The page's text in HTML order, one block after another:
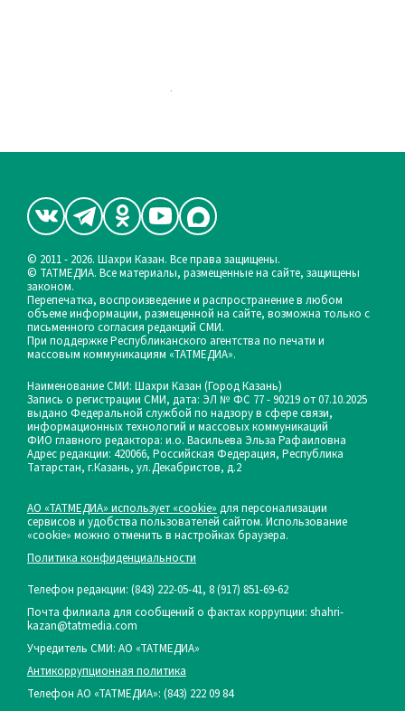
© 2011 - 2026. Шахри Казан. Все права защищены.
© ТАТМЕДИА. Все материалы, размещенные на сайте, защищены
законом.
Перепечатка, воспроизведение и распространение в любом
объеме информации, размещенной на сайте, возможна только с
письменного согласия редакций СМИ.
При поддержке Республиканского агентства по печати и
массовым коммуникациям «ТАТМЕДИА».
Наименование СМИ: Шахри Казан (Город Казань)
Запись о регистрации СМИ, дата: ЭЛ № ФС 77 - 90219 от 07.10.2025
выдано Федеральной службой по надзору в сфере связи,
информационных технологий и массовых коммуникаций
ФИО главного редактора: и.о. Васильева Эльза Рафаиловна
Адрес редакции: 420066, Российская Федерация, Республика
Татарстан, г.Казань, ул.Декабристов, д.2
АО «ТАТМЕДИА» использует «cookie» для персонализации
сервисов и удобства пользователей сайтом. Использование
«cookie» можно отменить в настройках браузера.
Политика конфиденциальности
Телефон редакции: (843) 222-05-41, 8 (917) 851-69-62
Почта филиала для сообщений о фактах коррупции: shahri-
kazan@tatmedia.com
Учредитель СМИ: АО «ТАТМЕДИА»
Антикоррупционная политика
Телефон АО «ТАТМЕДИА»: (843) 222 09 84